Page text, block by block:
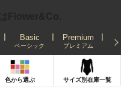
Basic
ベーシック
Premium
プレミアム
色から選ぶ サイズ別在庫一覧